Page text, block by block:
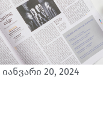
იანვარი 20, 2024